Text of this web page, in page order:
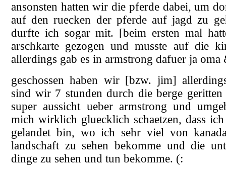
ansonsten hatten wir die pferde dabei, um
auf den ruecken der pferde auf jagd zu
durfte ich sogar mit. [beim ersten mal
arschkarte gezogen und musste auf die
allerdings gab es in armstrong dafuer ja
geschossen haben wir [bzw. jim]
sind wir 7 stunden durch die berge geritten
super aussicht ueber armstrong und
mich wirklich gluecklich schaetzen, dass
gelandet bin, wo ich sehr viel von
landschaft zu sehen bekomme und die
dinge zu sehen und tun bekomme. (: